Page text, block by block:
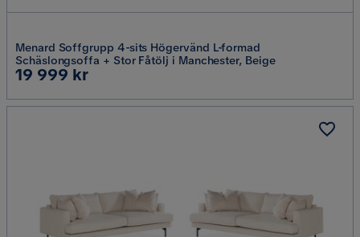
Menard Soffgrupp 4-sits Högervänd L-formad
Schäslongsoffa + Stor Fåtölj i Manchester, Beige
Pris
19 999 kr